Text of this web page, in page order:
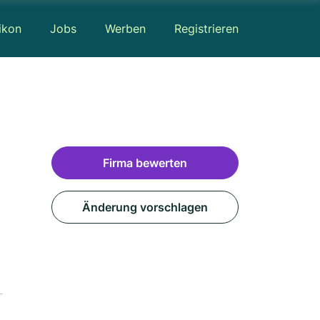
Jobs Werben Registrieren
Firma bewerten
Änderung vorschlagen